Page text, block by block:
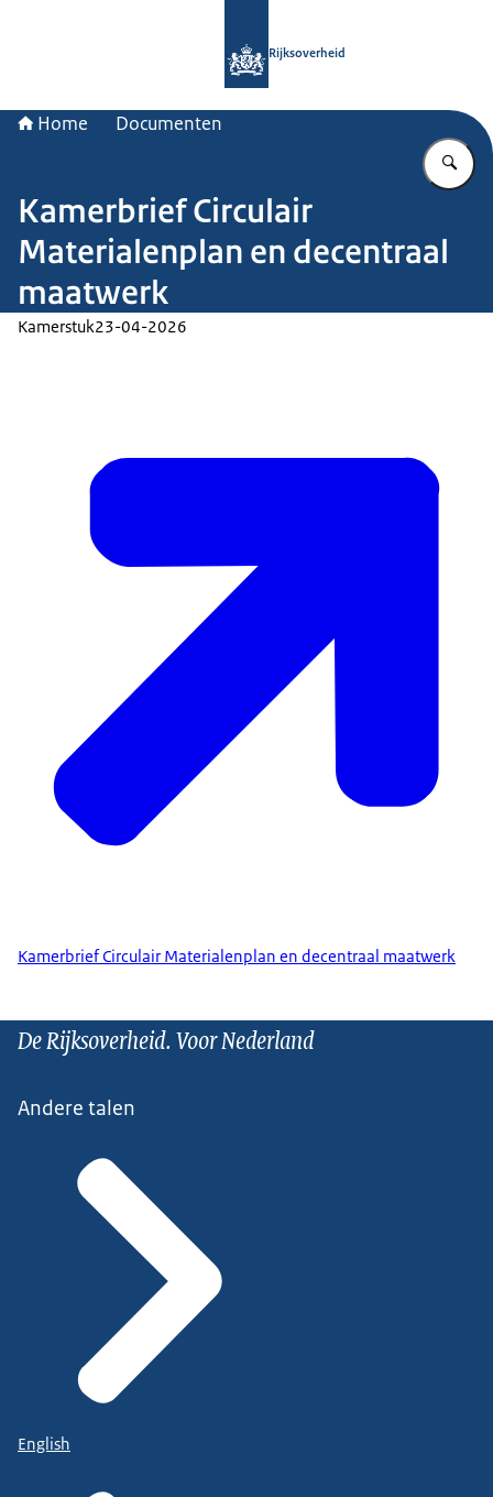
Rijksoverheid
Home Documenten
Kamerbrief Circulair
Materialenplan en decentraal
maatwerk
Kamerstuk23-04-2026
Kamerbrief Circulair Materialenplan en decentraal maatwerk
De Rijksoverheid. Voor Nederland
Andere talen
English